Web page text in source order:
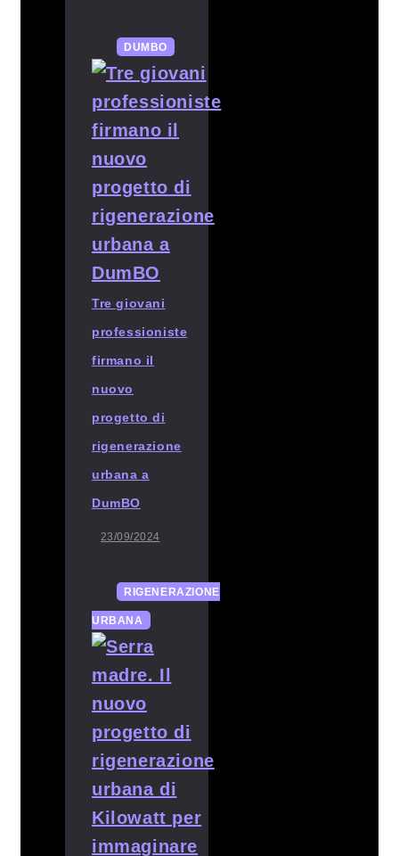
DUMBO
Tre giovani
professioniste
firmano il
nuovo
progetto di
rigenerazione
urbana a
DumBO
23/09/2024
RIGENERAZIONE
URBANA